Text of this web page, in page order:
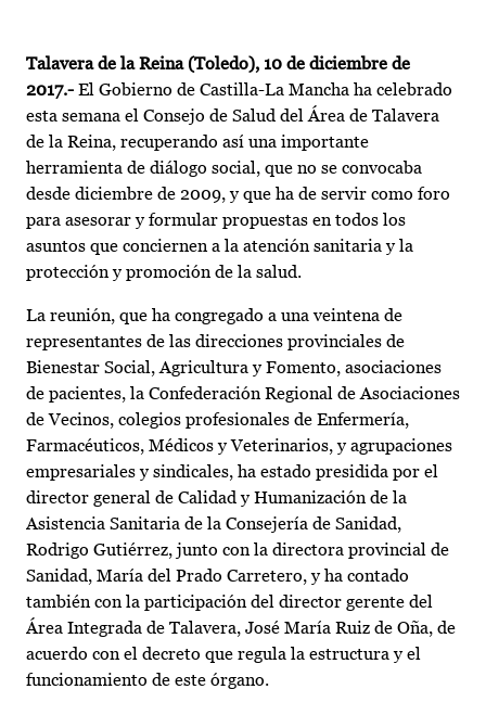
Talavera de la Reina (Toledo), 10 de diciembre de
2017.- El Gobierno de Castilla-La Mancha ha celebrado
esta semana el Consejo de Salud del Área de Talavera
de la Reina, recuperando así una importante
herramienta de diálogo social, que no se convocaba
desde diciembre de 2009, y que ha de servir como foro
para asesorar y formular propuestas en todos los
asuntos que conciernen a la atención sanitaria y la
protección y promoción de la salud.
La reunión, que ha congregado a una veintena de
representantes de las direcciones provinciales de
Bienestar Social, Agricultura y Fomento, asociaciones
de pacientes, la Confederación Regional de Asociaciones
de Vecinos, colegios profesionales de Enfermería,
Farmacéuticos, Médicos y Veterinarios, y agrupaciones
empresariales y sindicales, ha estado presidida por el
director general de Calidad y Humanización de la
Asistencia Sanitaria de la Consejería de Sanidad,
Rodrigo Gutiérrez, junto con la directora provincial de
Sanidad, María del Prado Carretero, y ha contado
también con la participación del director gerente del
Área Integrada de Talavera, José María Ruiz de Oña, de
acuerdo con el decreto que regula la estructura y el
funcionamiento de este órgano.